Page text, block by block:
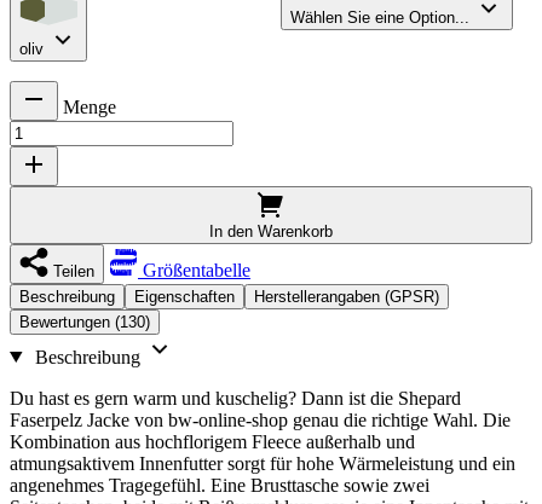
oliv
Wählen Sie eine Option...
Menge
In den Warenkorb
Teilen Größentabelle
Beschreibung Eigenschaften
Herstellerangaben (GPSR)
Bewertungen (130)
Beschreibung
Du hast es gern warm und kuschelig? Dann ist die Shepard
Faserpelz Jacke von bw-online-shop genau die richtige Wahl. Die
Kombination aus hochflorigem Fleece außerhalb und
atmungsaktivem Innenfutter sorgt für hohe Wärmeleistung und ein
angenehmes Tragegefühl. Eine Brusttasche sowie zwei